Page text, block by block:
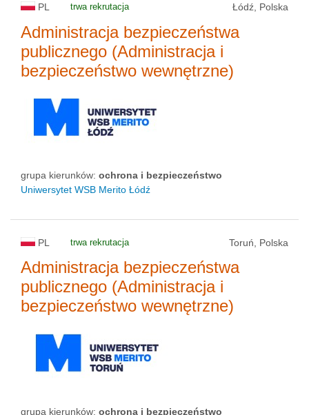
PL trwa rekrutacja Łódź, Polska
Administracja bezpieczeństwa
publicznego (Administracja i
bezpieczeństwo wewnętrzne)
grupa kierunków: ochrona i bezpieczeństwo
Uniwersytet WSB Merito Łódź
PL trwa rekrutacja Toruń, Polska
Administracja bezpieczeństwa
publicznego (Administracja i
bezpieczeństwo wewnętrzne)
grupa kierunków: ochrona i bezpieczeństwo